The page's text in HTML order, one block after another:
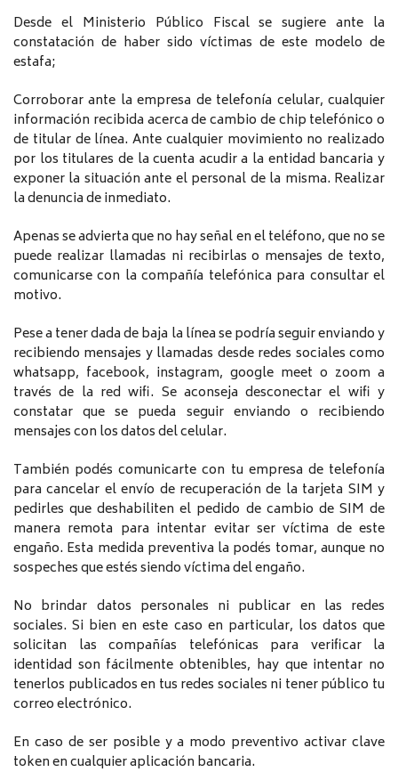
Desde el Ministerio Público Fiscal se sugiere ante la
constatación de haber sido víctimas de este modelo de
estafa;
Corroborar ante la empresa de telefonía celular, cualquier
información recibida acerca de cambio de chip telefónico o
de titular de línea. Ante cualquier movimiento no realizado
por los titulares de la cuenta acudir a la entidad bancaria y
exponer la situación ante el personal de la misma. Realizar
la denuncia de inmediato.
Apenas se advierta que no hay señal en el teléfono, que no se
puede realizar llamadas ni recibirlas o mensajes de texto,
comunicarse con la compañía telefónica para consultar el
motivo.
Pese a tener dada de baja la línea se podría seguir enviando y
recibiendo mensajes y llamadas desde redes sociales como
whatsapp, facebook, instagram, google meet o zoom a
través de la red wifi. Se aconseja desconectar el wifi y
constatar que se pueda seguir enviando o recibiendo
mensajes con los datos del celular.
También podés comunicarte con tu empresa de telefonía
para cancelar el envío de recuperación de la tarjeta SIM y
pedirles que deshabiliten el pedido de cambio de SIM de
manera remota para intentar evitar ser víctima de este
engaño. Esta medida preventiva la podés tomar, aunque no
sospeches que estés siendo víctima del engaño.
No brindar datos personales ni publicar en las redes
sociales. Si bien en este caso en particular, los datos que
solicitan las compañías telefónicas para verificar la
identidad son fácilmente obtenibles, hay que intentar no
tenerlos publicados en tus redes sociales ni tener público tu
correo electrónico.
En caso de ser posible y a modo preventivo activar clave
token en cualquier aplicación bancaria.